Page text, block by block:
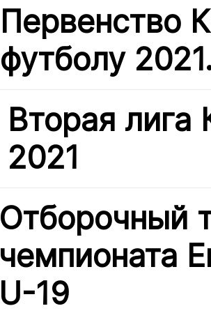
Первенство
футболу
Вторая лига
2021
Отборочный
чемпионата
U-19